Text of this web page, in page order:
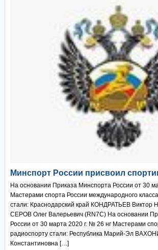
Минспорт России присвоил
На основании Приказа Минспорта России от 30
Мастерами спорта России международного
стали: Краснодарский край КОНДРАТЬЕВ Виктор
СЕРОВ Олег Валерьевич (RN7C) На основании
России от 30 марта 2020 г. № 26 нг Мастерами
радиоспорту стали: Республика Марий-Эл
Константиновна […]